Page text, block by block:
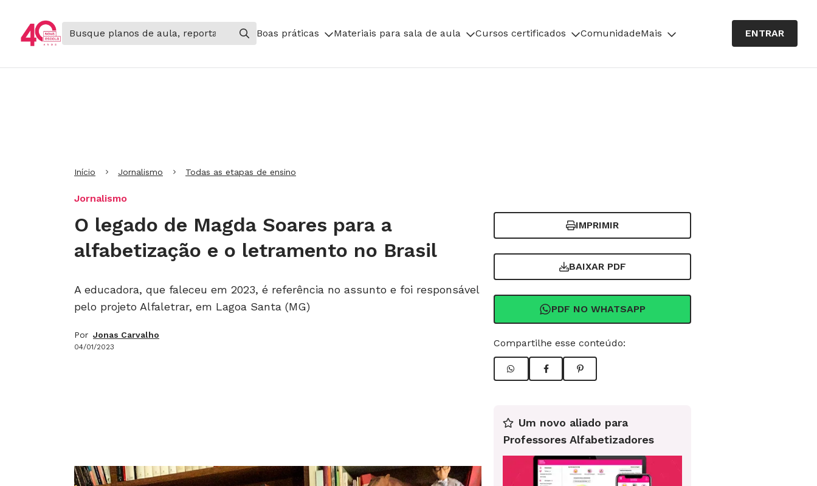
Boas práticas Materiais para sala de aula Cursos certificados ComunidadeMais ENTRAR
Início Jornalismo Todas as etapas de ensino
Jornalismo
O legado de Magda Soares para a
alfabetização e o letramento no Brasil
A educadora, que faleceu em 2023, é referência no assunto e foi responsável
pelo projeto Alfaletrar, em Lagoa Santa (MG)
Por Jonas Carvalho
04/01/2023
IMPRIMIR
BAIXAR PDF
PDF NO WHATSAPP
Compartilhe esse conteúdo:
Um novo aliado para
Professores Alfabetizadores